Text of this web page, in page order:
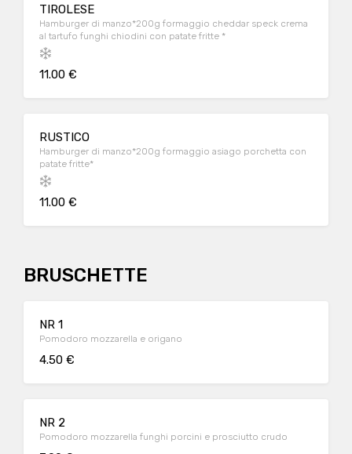
TIROLESE
Hamburger di manzo*200g formaggio cheddar speck crema
al tartufo funghi chiodini con patate fritte *
11.00 €
RUSTICO
Hamburger di manzo*200g formaggio asiago porchetta con
patate fritte*
11.00 €
BRUSCHETTE
NR 1
Pomodoro mozzarella e origano
4.50 €
NR 2
Pomodoro mozzarella funghi porcini e prosciutto crudo